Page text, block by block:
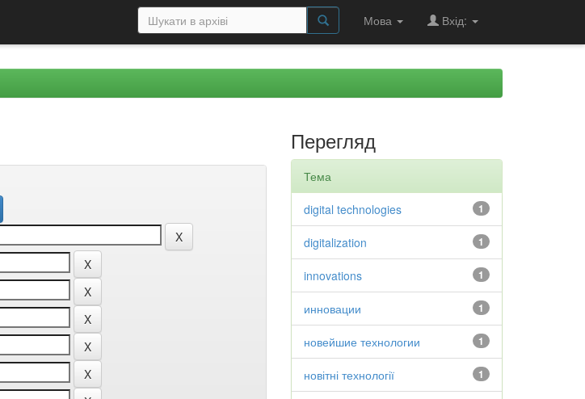
Мова Вхід:
Перегляд
Тема
1
digital technologies
1
digitalization
1
innovations
1
инновации
1
новейшие технологии
1
новітні технології